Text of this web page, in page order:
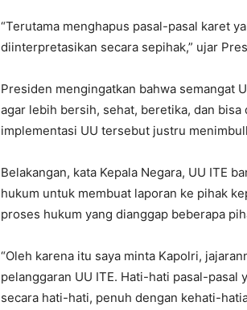
“Terutama menghapus pasal-pasal karet
diinterpretasikan secara sepihak,” ujar
Presiden mengingatkan bahwa semangat
agar lebih bersih, sehat, beretika, dan
implementasi UU tersebut justru
Belakangan, kata Kepala Negara, UU ITE
hukum untuk membuat laporan ke pihak
proses hukum yang dianggap beberapa
“Oleh karena itu saya minta Kapolri,
pelanggaran UU ITE. Hati-hati pasal-
secara hati-hati, penuh dengan kehati-